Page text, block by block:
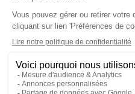
SUIVEZ-NOUS
Protection données